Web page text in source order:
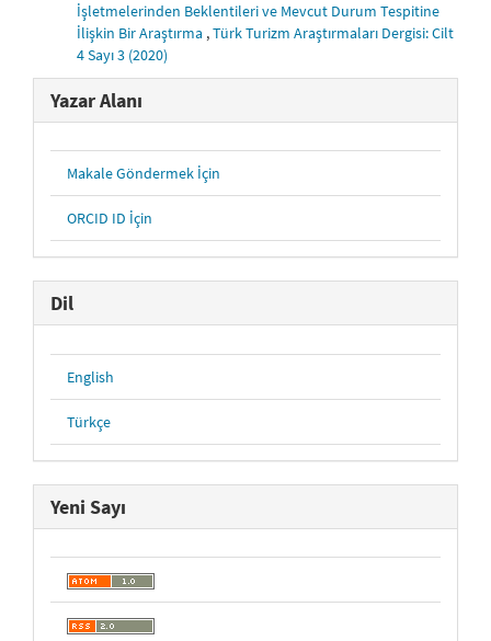
İşletmelerinden Beklentileri ve Mevcut Durum Tespitine
İlişkin Bir Araştırma ,Türk Turizm Araştırmaları Dergisi: Cilt
4 Sayı 3 (2020)
Yazar Alanı
Makale Göndermek İçin
ORCID ID İçin
Dil
English
Türkçe
Yeni Sayı